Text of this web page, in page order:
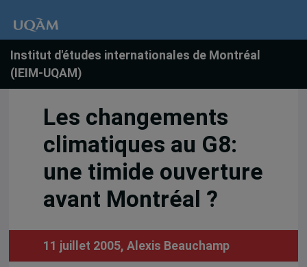
Institut d'études internationales de Montréal
(IEIM-UQAM)
Les changements
climatiques au G8:
une timide ouverture
avant Montréal ?
11 juillet 2005, Alexis Beauchamp